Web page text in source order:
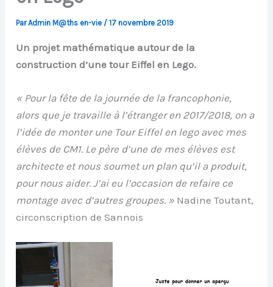
ParAdmin M@ths en-vie /17 novembre 2019
Un projet mathématique autour de la
construction d’une tour Eiffel en Lego.
« Pour la fête de la journée de la francophonie,
alors que je travaille à l’étranger en 2017/2018, on a
l’idée de monter une Tour Eiffel en lego avec mes
élèves de CM1. Le père d’une de mes élèves est
architecte et nous soumet un plan qu’il a produit,
pour nous aider. J’ai eu l’occasion de refaire ce
montage avec d’autres groupes. » Nadine Toutant,
circonscription de Sannois